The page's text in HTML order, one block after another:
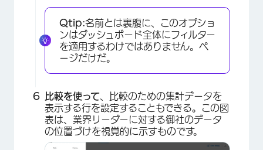
×
Qtip:名前とは裏腹に、このオプショ
ンはダッシュボード全体にフィルター
を適用するわけではありません。ペ
ージだけだ。
比較を使って、比較のための集計データを
表示する行を設定することもできる。この図
表は、業界リーダーに対する御社のデータ
の位置づけを視覚的に示すものです。